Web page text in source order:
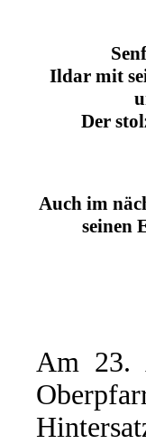
Ildar mit
Der
Auch im
seinen
Am 23.